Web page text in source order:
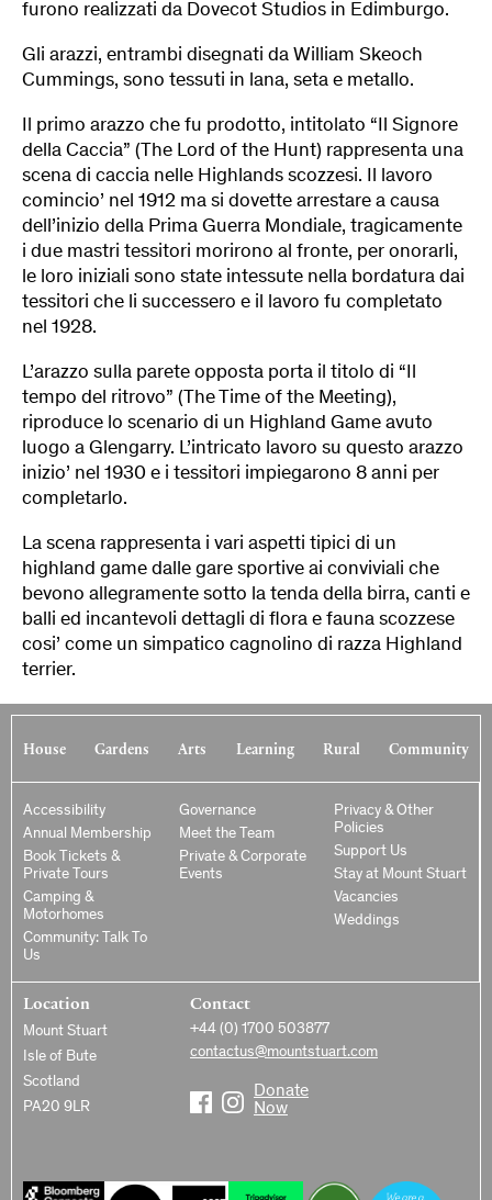
furono realizzati da Dovecot Studios in Edimburgo.
Gli arazzi, entrambi disegnati da William Skeoch
Cummings, sono tessuti in lana, seta e metallo.
Il primo arazzo che fu prodotto, intitolato “Il Signore
della Caccia” (The Lord of the Hunt) rappresenta una
scena di caccia nelle Highlands scozzesi. Il lavoro
comincio’ nel 1912 ma si dovette arrestare a causa
dell’inizio della Prima Guerra Mondiale, tragicamente
i due mastri tessitori morirono al fronte, per onorarli,
le loro iniziali sono state intessute nella bordatura dai
tessitori che li successero e il lavoro fu completato
nel 1928.
L’arazzo sulla parete opposta porta il titolo di “Il
tempo del ritrovo” (The Time of the Meeting),
riproduce lo scenario di un Highland Game avuto
luogo a Glengarry. L’intricato lavoro su questo arazzo
inizio’ nel 1930 e i tessitori impiegarono 8 anni per
completarlo.
La scena rappresenta i vari aspetti tipici di un
highland game dalle gare sportive ai conviviali che
bevono allegramente sotto la tenda della birra, canti e
balli ed incantevoli dettagli di flora e fauna scozzese
cosi’ come un simpatico cagnolino di razza Highland
terrier.
House Gardens Arts Learning Rural Community
Accessibility
Annual Membership
Book Tickets &
Private Tours
Camping &
Motorhomes
Community: Talk To
Us
Governance
Meet the Team
Private & Corporate
Events
Privacy & Other
Policies
Support Us
Stay at Mount Stuart
Vacancies
Weddings
Location
Mount Stuart
Isle of Bute
Scotland
PA20 9LR
Contact
+44 (0) 1700 503877
contactus@mountstuart.com
Donate
Now